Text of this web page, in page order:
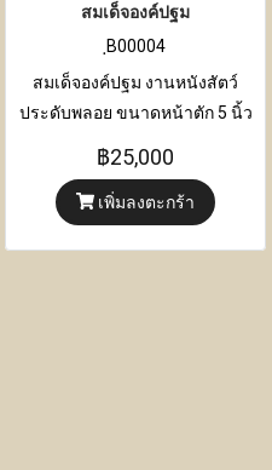
สมเด็จองค์ปฐม
ฺB00004
สมเด็จองค์ปฐม งานหนังสัตว์
ประดับพลอย ขนาดหน้าตัก 5 นิ้ว
ความหนา 11 เซนติเมตร x ความ
สูง 32 เซนติเมตร
฿25,000
เพิ่มลงตะกร้า